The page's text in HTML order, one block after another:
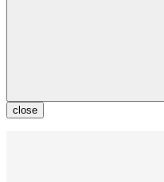
close